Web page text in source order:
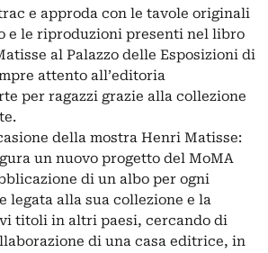
e approda con le tavole originali
e le riproduzioni presenti nel libro
al Palazzo delle Esposizioni di
attento all’editoria
per ragazzi grazie alla collezione
della mostra Henri Matisse:
un nuovo progetto del MoMA
di un albo per ogni
legata alla sua collezione e la
titoli in altri paesi, cercando di
di una casa editrice, in